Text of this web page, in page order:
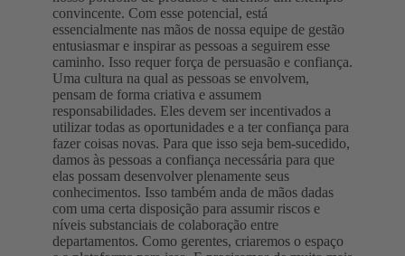
convincente. Com esse potencial, está
essencialmente nas mãos de nossa equipe de gestão
entusiasmar e inspirar as pessoas a seguirem esse
caminho. Isso requer força de persuasão e confiança.
Uma cultura na qual as pessoas se envolvem,
pensam de forma criativa e assumem
responsabilidades. Eles devem ser incentivados a
utilizar todas as oportunidades e a ter confiança para
fazer coisas novas. Para que isso seja bem-sucedido,
damos às pessoas a confiança necessária para que
elas possam desenvolver plenamente seus
conhecimentos. Isso também anda de mãos dadas
com uma certa disposição para assumir riscos e
níveis substanciais de colaboração entre
departamentos. Como gerentes, criaremos o espaço